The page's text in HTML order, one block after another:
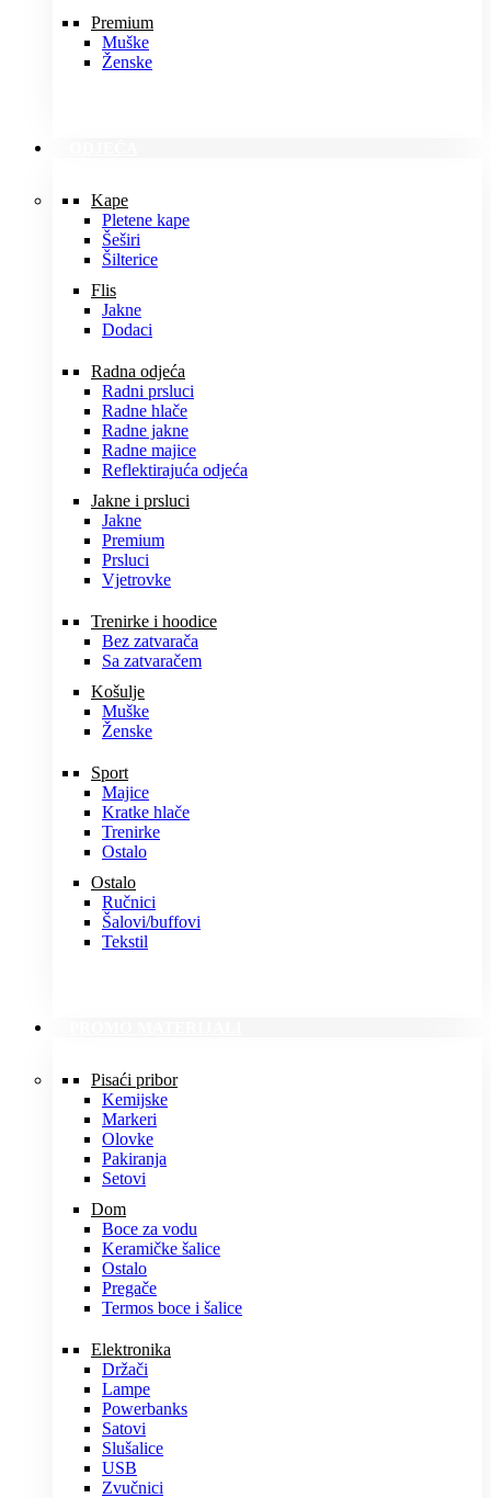
Premium
Muške
Ženske
Kape
Pletene kape
Šeširi
Šilterice
Flis
Jakne
Dodaci
Radna odjeća
Radni prsluci
Radne hlače
Radne jakne
Radne majice
Reflektirajuća odjeća
Jakne i prsluci
Jakne
Premium
Prsluci
Vjetrovke
Trenirke i hoodice
Bez zatvarača
Sa zatvaračem
Košulje
Muške
Ženske
Sport
Majice
Kratke hlače
Trenirke
Ostalo
Ostalo
Ručnici
Šalovi/buffovi
Tekstil
Pisaći pribor
Kemijske
Markeri
Olovke
Pakiranja
Setovi
Dom
Boce za vodu
Keramičke šalice
Ostalo
Pregače
Termos boce i šalice
Elektronika
Držači
Lampe
Powerbanks
Satovi
Slušalice
USB
Zvučnici